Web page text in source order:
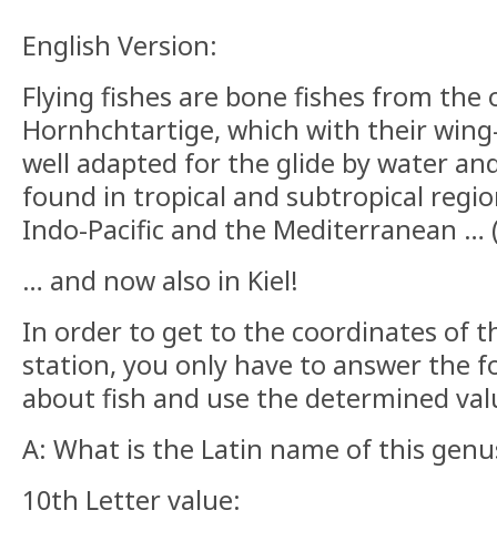
English Version:
Flying fishes are bone fishes from the
Hornhchtartige, which with their
well adapted for the glide by water
found in tropical and subtropical
Indo-Pacific and the Mediterranean …
… and now also in Kiel!
In order to get to the coordinates of
station, you only have to answer the
about fish and use the determined
A: What is the Latin name of this
10th Letter value: